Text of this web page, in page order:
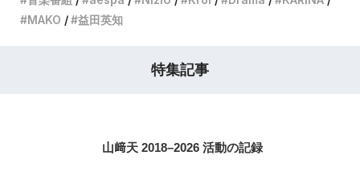
MAKO
益田英知
特集記事
山﨑天 2018–2026 活動の記録